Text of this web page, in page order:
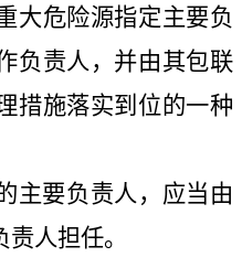
大危险源指定主要负
负责人，并由其包联
措施落实到位的一种
主要负责人，应当由
人担任。